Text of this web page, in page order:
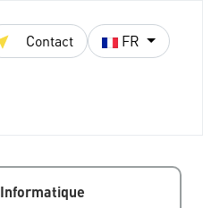
Contact FR
Informatique